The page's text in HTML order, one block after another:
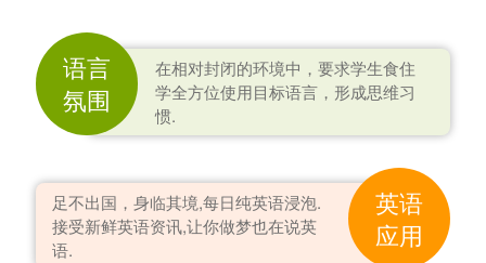
语言
氛围
在相对封闭的环境中，要求学生食住
学全方位使用目标语言，形成思维习
惯.
英语
应用
足不出国，身临其境,每日纯英语浸泡.
接受新鲜英语资讯,让你做梦也在说英
语.